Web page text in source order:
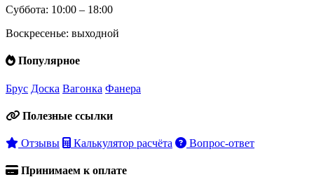
Суббота: 10:00 – 18:00
Воскресенье: выходной
Популярное
Брус Доска Вагонка Фанера
Полезные ссылки
Отзывы Калькулятор расчёта Вопрос-ответ
Принимаем к оплате